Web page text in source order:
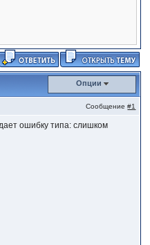
Опции
Сообщение#1
ошибку типа: слишком